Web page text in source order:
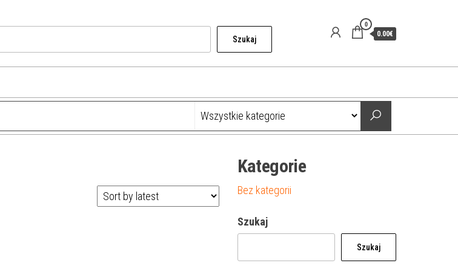
Szukaj
0
0.00€
Kategorie
Bez kategorii
Szukaj
Szukaj